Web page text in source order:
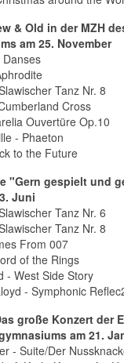
& Old in der MZH
am 25. November
Danses
Tanz Nr. 8
Cross
Ouvertüre Op.10
- Phaeton
to the Future
"Gern gespielt und
Juni
Tanz Nr. 6
Tanz Nr. 8
From 007
of the Rings
- West Side Story
- Symphonic
große Konzert der
am 21.
- Suite/Der